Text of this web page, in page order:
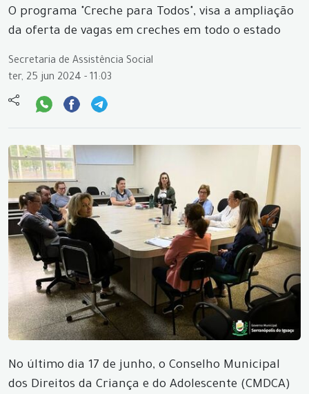
O programa "Creche para Todos", visa a ampliação
da oferta de vagas em creches em todo o estado
Secretaria de Assistência Social
ter, 25 jun 2024 - 11:03
No último dia 17 de junho, o Conselho Municipal
dos Direitos da Criança e do Adolescente (CMDCA)